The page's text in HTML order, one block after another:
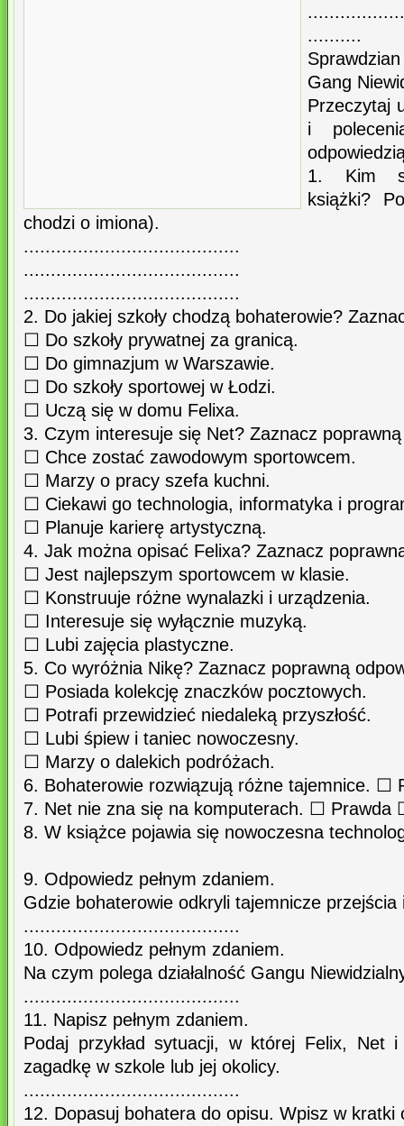
..........
Gang
Przeczytaj
i
1. Kim
książki?
chodzi o imiona).
........................................
........................................
........................................
2. Do jakiej szkoły chodzą bohaterowie?
☐ Do szkoły prywatnej za granicą.
☐ Do gimnazjum w Warszawie.
☐ Do szkoły sportowej w Łodzi.
☐ Uczą się w domu Felixa.
3. Czym interesuje się Net? Zaznacz
☐ Chce zostać zawodowym sportowcem.
☐ Marzy o pracy szefa kuchni.
☐ Ciekawi go technologia, informatyka i
☐ Planuje karierę artystyczną.
4. Jak można opisać Felixa? Zaznacz
☐ Jest najlepszym sportowcem w klasie.
☐ Konstruuje różne wynalazki i urządzenia.
☐ Interesuje się wyłącznie muzyką.
☐ Lubi zajęcia plastyczne.
5. Co wyróżnia Nikę? Zaznacz poprawną
☐ Posiada kolekcję znaczków pocztowych.
☐ Potrafi przewidzieć niedaleką przyszłość.
☐ Lubi śpiew i taniec nowoczesny.
☐ Marzy o dalekich podróżach.
6. Bohaterowie rozwiązują różne tajemnice. ☐
7. Net nie zna się na komputerach. ☐ Prawda
8. W książce pojawia się nowoczesna
9. Odpowiedz pełnym zdaniem.
Gdzie bohaterowie odkryli tajemnicze
........................................
10. Odpowiedz pełnym zdaniem.
Na czym polega działalność Gangu
........................................
11. Napisz pełnym zdaniem.
Podaj przykład sytuacji, w której Felix, Net
zagadkę w szkole lub jej okolicy.
........................................
12. Dopasuj bohatera do opisu. Wpisz w kratki